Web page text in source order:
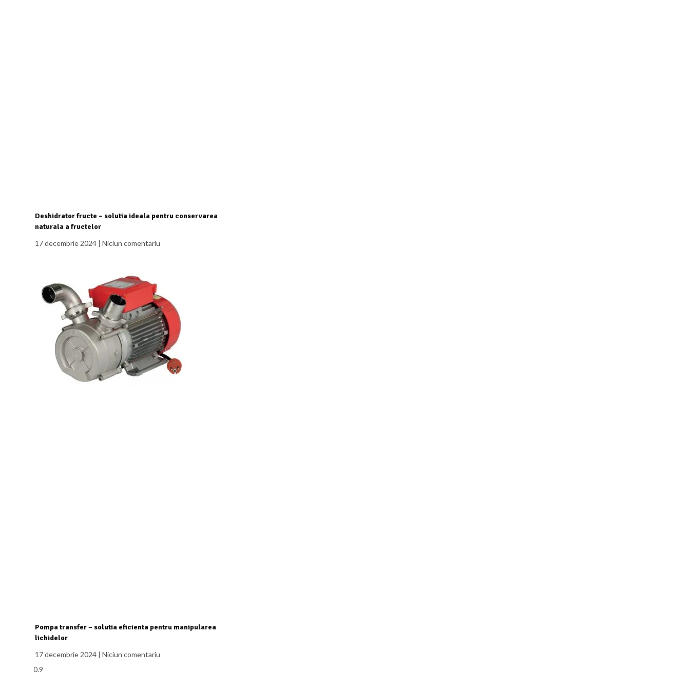
Deshidrator fructe – solutia ideala pentru conservarea
naturala a fructelor
17 decembrie 2024
Niciun comentariu
Pompa transfer – solutia eficienta pentru manipularea
lichidelor
17 decembrie 2024
Niciun comentariu